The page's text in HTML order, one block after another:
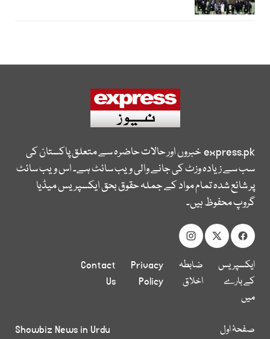
express.pkخبروں اور حالات حاضرہ سے متعلق پاکستان کی
سب سے زیادہ وزٹ کی جانے والی ویب سائٹ ہے۔ اس ویب سائٹ
پر شائع شدہ تمام مواد کے جملہ حقوق بحق ایکسپریس میڈیا
گروپ محفوظ ہیں۔
ایکسپریس
کے بارے
میں
ضابطہ
اخلاق
Privacy
Policy
Contact
Us
صفحۂ اول
Showbiz News in Urdu